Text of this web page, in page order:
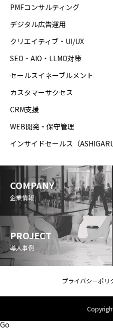
PMFコンサルティング
デジタル広告運用
クリエイティブ・UI/UX
SEO・AIO・LLMO対策
セールスイネーブルメント
カスタマーサクセス
CRM支援
WEB開発・保守管理
インサイドセールス（ASHIGARU
COMPANY
企業情報
PROJECT
導入事例
プライバシーポリ
Go